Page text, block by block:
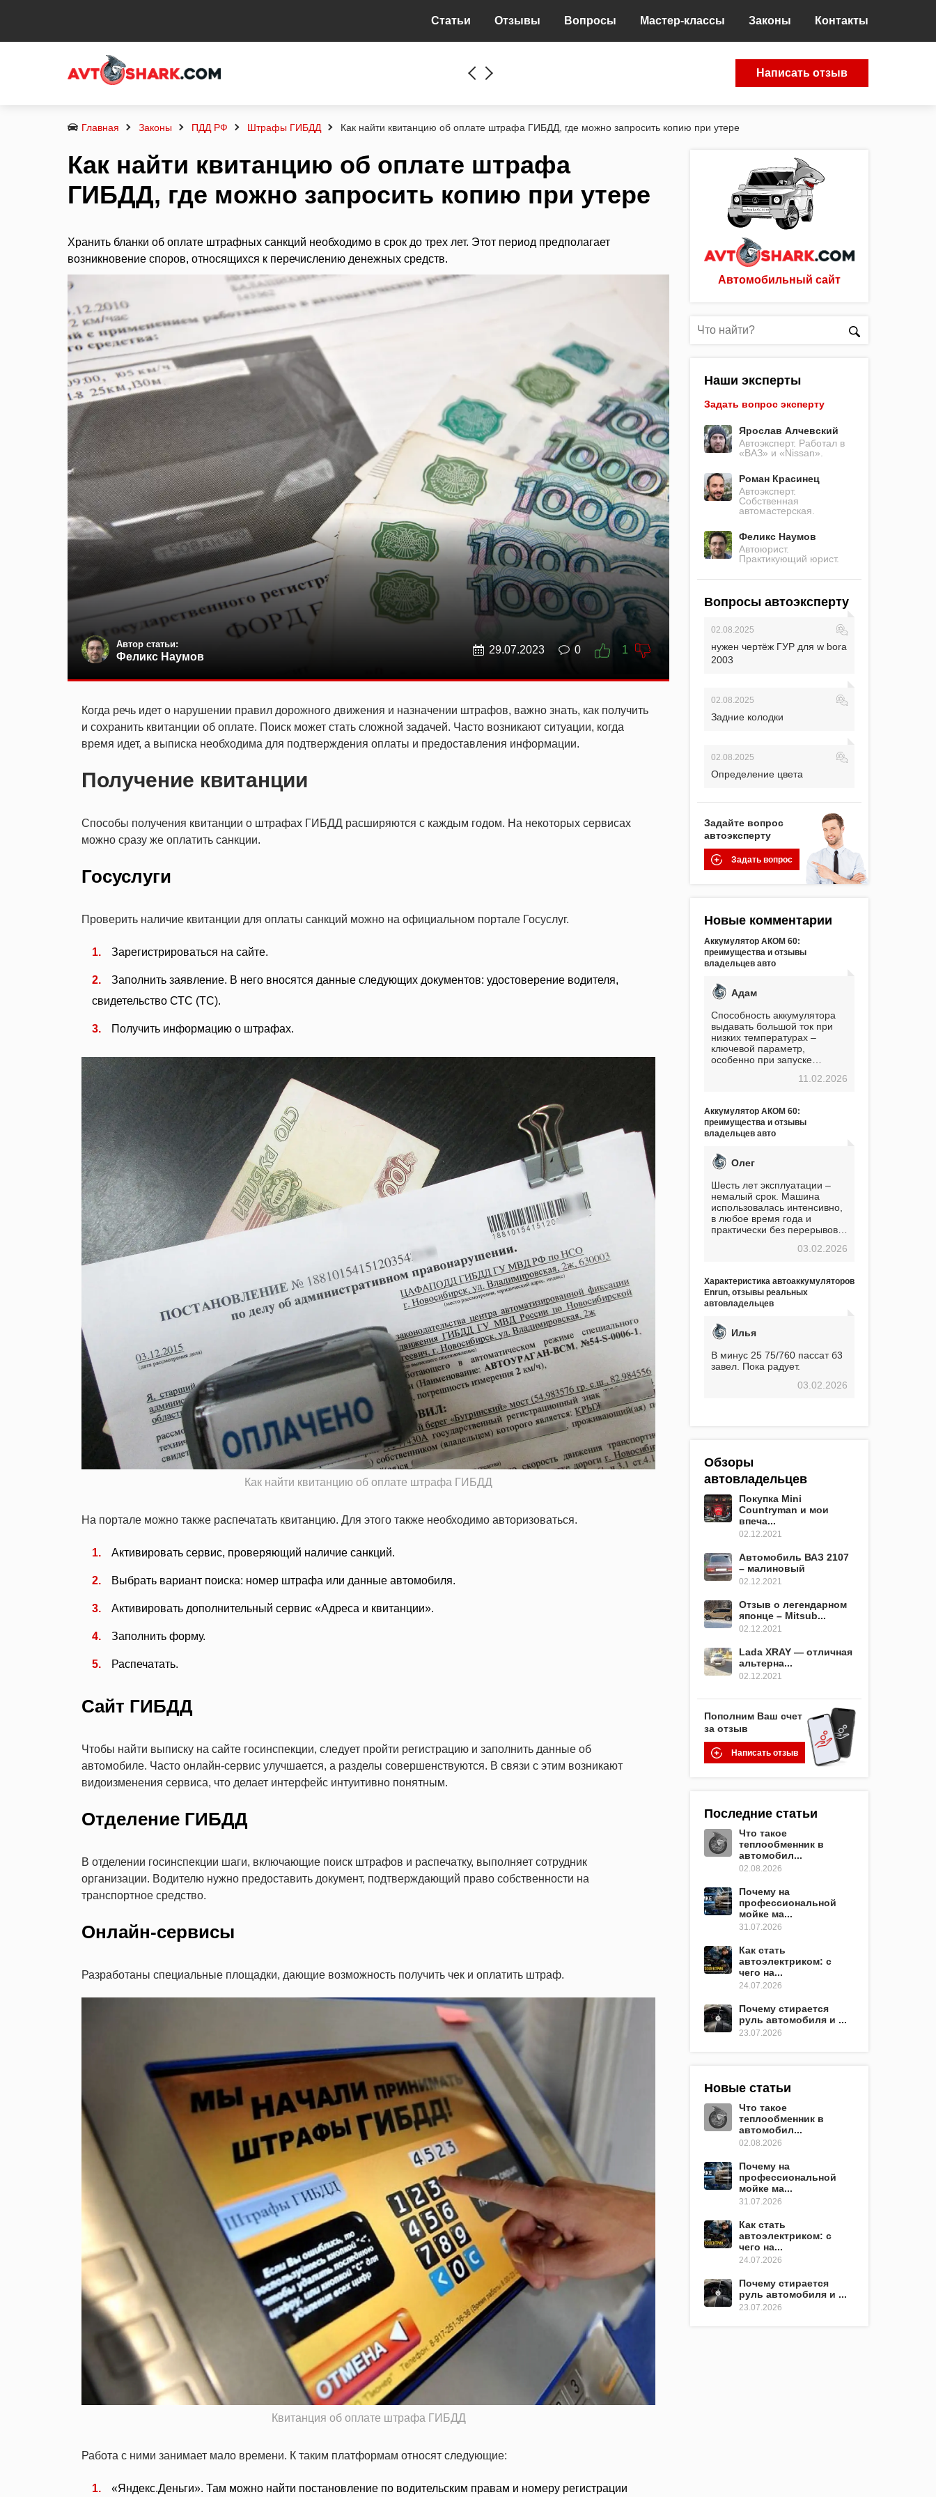
Статьи Отзывы Вопросы Мастер-классы Законы Контакты
Написать отзыв
Главная Законы ПДД РФ Штрафы ГИБДД Как найти квитанцию об оплате штрафа ГИБДД, где можно запросить копию при утере
Как найти квитанцию об оплате штрафа
ГИБДД, где можно запросить копию при утере
Хранить бланки об оплате штрафных санкций необходимо в срок до трех лет. Этот период предполагает
возникновение споров, относящихся к перечислению денежных средств.
Автор статьи:
Феликс Наумов
29.07.2023 0 1
Когда речь идет о нарушении правил дорожного движения и назначении штрафов, важно знать, как получить
и сохранить квитанции об оплате. Поиск может стать сложной задачей. Часто возникают ситуации, когда
время идет, а выписка необходима для подтверждения оплаты и предоставления информации.
Получение квитанции
Способы получения квитанции о штрафах ГИБДД расширяются с каждым годом. На некоторых сервисах
можно сразу же оплатить санкции.
Госуслуги
Проверить наличие квитанции для оплаты санкций можно на официальном портале Госуслуг.
Зарегистрироваться на сайте.
Заполнить заявление. В него вносятся данные следующих документов: удостоверение водителя,
свидетельство СТС (ТС).
Получить информацию о штрафах.
Как найти квитанцию об оплате штрафа ГИБДД
На портале можно также распечатать квитанцию. Для этого также необходимо авторизоваться.
Активировать сервис, проверяющий наличие санкций.
Выбрать вариант поиска: номер штрафа или данные автомобиля.
Активировать дополнительный сервис «Адреса и квитанции».
Заполнить форму.
Распечатать.
Сайт ГИБДД
Чтобы найти выписку на сайте госинспекции, следует пройти регистрацию и заполнить данные об
автомобиле. Часто онлайн-сервис улучшается, а разделы совершенствуются. В связи с этим возникают
видоизменения сервиса, что делает интерфейс интуитивно понятным.
Отделение ГИБДД
В отделении госинспекции шаги, включающие поиск штрафов и распечатку, выполняет сотрудник
организации. Водителю нужно предоставить документ, подтверждающий право собственности на
транспортное средство.
Онлайн-сервисы
Разработаны специальные площадки, дающие возможность получить чек и оплатить штраф.
Квитанция об оплате штрафа ГИБДД
Работа с ними занимает мало времени. К таким платформам относят следующие:
«Яндекс.Деньги». Там можно найти постановление по водительским правам и номеру регистрации
Автомобильный сайт
Наши эксперты
Задать вопрос эксперту
Ярослав Алчевский
Автоэксперт. Работал в
«ВАЗ» и «Nissan».
Роман Красинец
Автоэксперт.
Собственная
автомастерская.
Феликс Наумов
Автоюрист.
Практикующий юрист.
Вопросы автоэксперту
02.08.2025
нужен чертёж ГУР для w bora
2003
02.08.2025
Задние колодки
02.08.2025
Определение цвета
Задайте вопрос
автоэксперту
Задать вопрос
Новые комментарии
Аккумулятор АКОМ 60:
преимущества и отзывы
владельцев авто
Адам
Способность аккумулятора
выдавать большой ток при
низких температурах –
ключевой параметр,
особенно при запуске
показывает, что данный
стоимость. Долго сомневался
перед приобретением, но в
итоге ни разу не пожалел.
вложение, избавляющее от
головной боли, связанной с
АКБ. Подтверждаю
11.02.2026
Аккумулятор АКОМ 60:
преимущества и отзывы
владельцев авто
Олег
Шесть лет эксплуатации –
немалый срок. Машина
использовалась интенсивно,
в любое время года и
практически без перерывов.
экстремальные морозы,
прогревался, чтобы избежать
проблем. И тем не менее, за
весь период использования
связанной с аккумулятором.
Прекрасный аккумулятор!
Недавно установил новый
АКОМ + EFB 75. Судя по
характеристикам, он даже
превосходит предыдущую
03.02.2026
Характеристика автоаккумуляторов
Enrun, отзывы реальных
автовладельцев
Илья
В минус 25 75/760 пассат б3
завел. Пока радует.
03.02.2026
Обзоры
автовладельцев
Покупка Mini
Countryman и мои
впеча...
02.12.2021
Автомобиль ВАЗ 2107
– малиновый
02.12.2021
Отзыв о легендарном
японце – Mitsub...
02.12.2021
Lada XRAY — отличная
альтерна...
02.12.2021
Пополним Ваш счет
за отзыв
Написать отзыв
Последние статьи
Что такое
теплообменник в
автомобил...
02.08.2026
Почему на
профессиональной
мойке ма...
31.07.2026
Как стать
автоэлектриком: с
чего на...
24.07.2026
Почему стирается
руль автомобиля и ...
23.07.2026
Новые статьи
Что такое
теплообменник в
автомобил...
02.08.2026
Почему на
профессиональной
мойке ма...
31.07.2026
Как стать
автоэлектриком: с
чего на...
24.07.2026
Почему стирается
руль автомобиля и ...
23.07.2026